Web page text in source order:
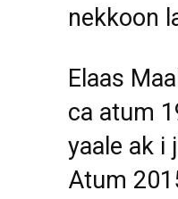
nekkoon
Elaas
ca atum
yaale ak i
Atum